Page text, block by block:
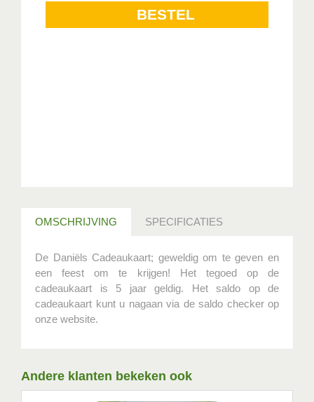
OMSCHRIJVING SPECIFICATIES
De Daniëls Cadeaukaart; geweldig om te geven en
een feest om te krijgen! Het tegoed op de
cadeaukaart is 5 jaar geldig. Het saldo op de
cadeaukaart kunt u nagaan via de saldo checker op
onze website.
Andere klanten bekeken ook